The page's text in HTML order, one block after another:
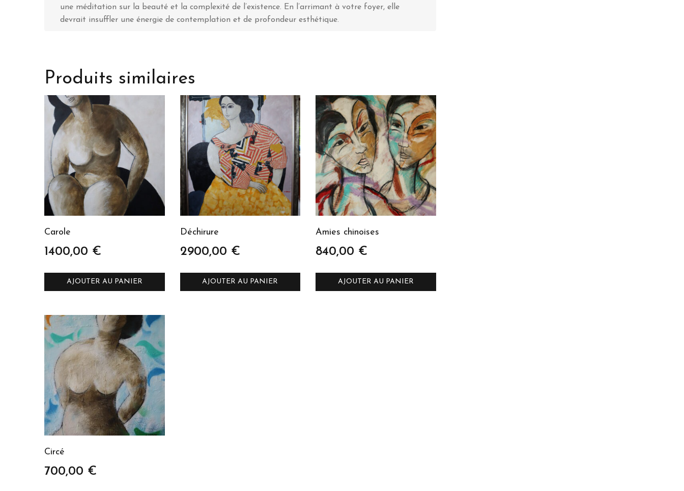
une méditation sur la beauté et la complexité de l’existence. En l’arrimant à votre foyer, elle
devrait insuffler une énergie de contemplation et de profondeur esthétique.
Produits similaires
Carole
1400,00 €
AJOUTER AU PANIER
Déchirure
2900,00 €
AJOUTER AU PANIER
Amies chinoises
840,00 €
AJOUTER AU PANIER
Circé
700,00 €